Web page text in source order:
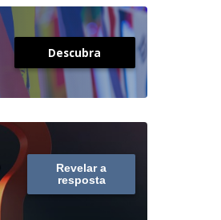
Descubra
Revelar a
resposta